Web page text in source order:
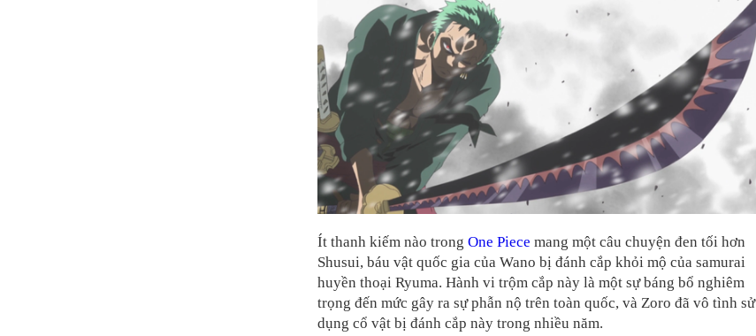
Ít thanh kiếm nào trong One Piece mang một câu chuyện đen tối hơn
Shusui, báu vật quốc gia của Wano bị đánh cắp khỏi mộ của samurai
huyền thoại Ryuma. Hành vi trộm cắp này là một sự báng bổ nghiêm
trọng đến mức gây ra sự phẫn nộ trên toàn quốc, và Zoro đã vô tình sử
dụng cổ vật bị đánh cắp này trong nhiều năm.